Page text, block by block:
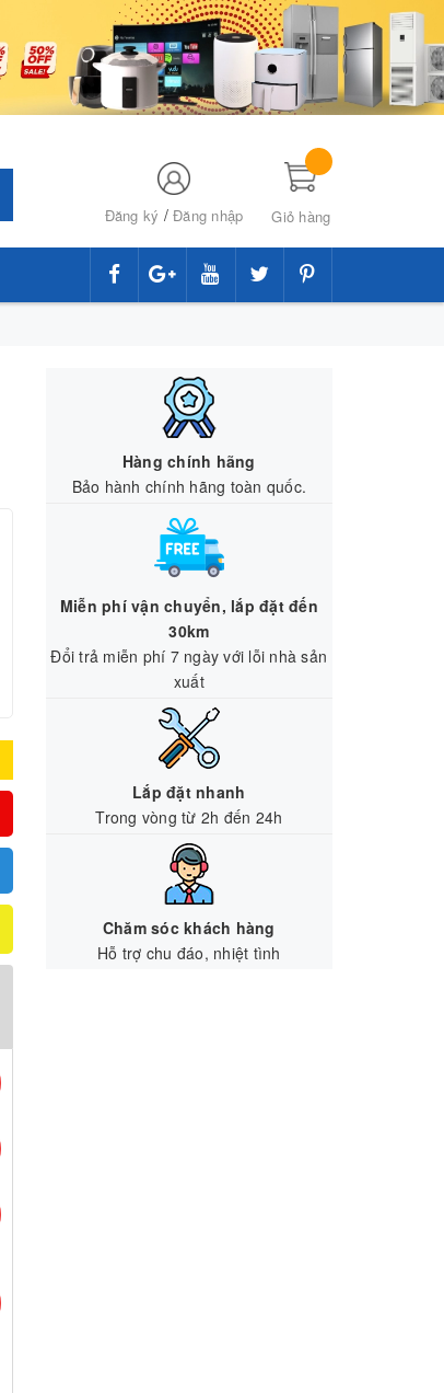
Đăng ký /Đăng nhập Giỏ hàng
Hàng chính hãng
Bảo hành chính hãng toàn quốc.
Miễn phí vận chuyển, lắp đặt đến
30km
Đổi trả miễn phí 7 ngày với lỗi nhà sản
xuất
Lắp đặt nhanh
Trong vòng từ 2h đến 24h
Chăm sóc khách hàng
Hỗ trợ chu đáo, nhiệt tình